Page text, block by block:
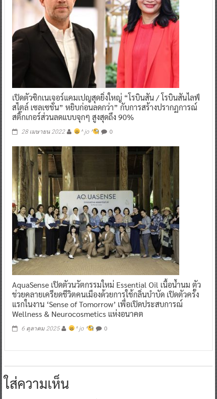
เปิดตัวซิกเนเจอร์แคมเปญสุดยิ่งใหญ่ “โรบินสัน / โรบินสันไลฟ์
สไตล์ เซลเซชั่น” หยิบก่อนลดกว่า” กับการสร้างปรากฏการณ์
สติ๊กเกอร์ส่วนลดแบบจุกๆ สูงสุดถึง 90%
28 เมษายน 2022 ^ jo ^ 0
AquaSense เปิดตัวนวัตกรรมใหม่ Essential Oil เนื้อน้ำนม ตัว
ช่วยคลายเครียดชีวิตคนเมืองด้วยการใช้กลิ่นบำบัด เปิดตัวครั้ง
แรกในงาน ‘Sense of Tomorrow’ เพื่อเปิดประสบการณ์
Wellness & Neurocosmetics แห่งอนาคต
6 ตุลาคม 2025 ^ jo ^ 0
ใส่ความเห็น